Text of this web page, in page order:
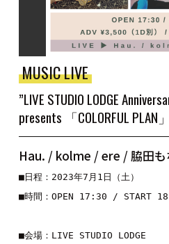
MUSIC LIVE
”LIVE STUDIO LODGE
presents 「COLORFUL PLAN」
Hau. / kolme / ere / 脇田も
■日程：2023年7月1日（土）
■時間：OPEN 17:30 / START
■会場：LIVE STUDIO LODGE